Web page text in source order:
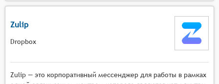
Zulip
Dropbox
Zulip — это корпоративный мессенджер для работы в рамках